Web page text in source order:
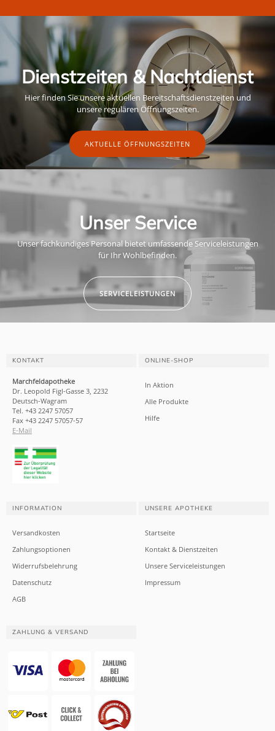
Dienstzeiten & Nachtdienst
Hier finden Sie unsere aktuellen Bereitschaftsdienstzeiten und
unsere regulären Öffnungszeiten.
AKTUELLE ÖFFNUNGSZEITEN
Unser Service
Unser fachkundiges Personal bietet umfassende Serviceleistungen
für Ihr Wohlbefinden.
SERVICELEISTUNGEN
KONTAKT
Marchfeldapotheke
Dr. Leopold Figl-Gasse 3, 2232
Deutsch-Wagram
Tel. +43 2247 57057
Fax +43 2247 57057-57
E-Mail
ONLINE-SHOP
In Aktion
Alle Produkte
Hilfe
INFORMATION
Versandkosten
Zahlungsoptionen
Widerrufsbelehrung
Datenschutz
AGB
UNSERE APOTHEKE
Startseite
Kontakt & Dienstzeiten
Unsere Serviceleistungen
Impressum
ZAHLUNG & VERSAND